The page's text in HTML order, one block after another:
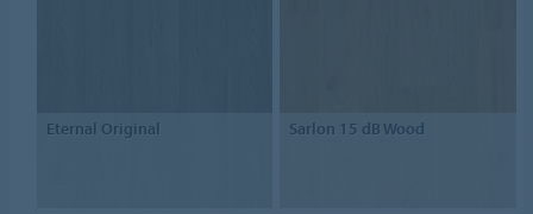
Eternal Original Sarlon 15 dB Wood